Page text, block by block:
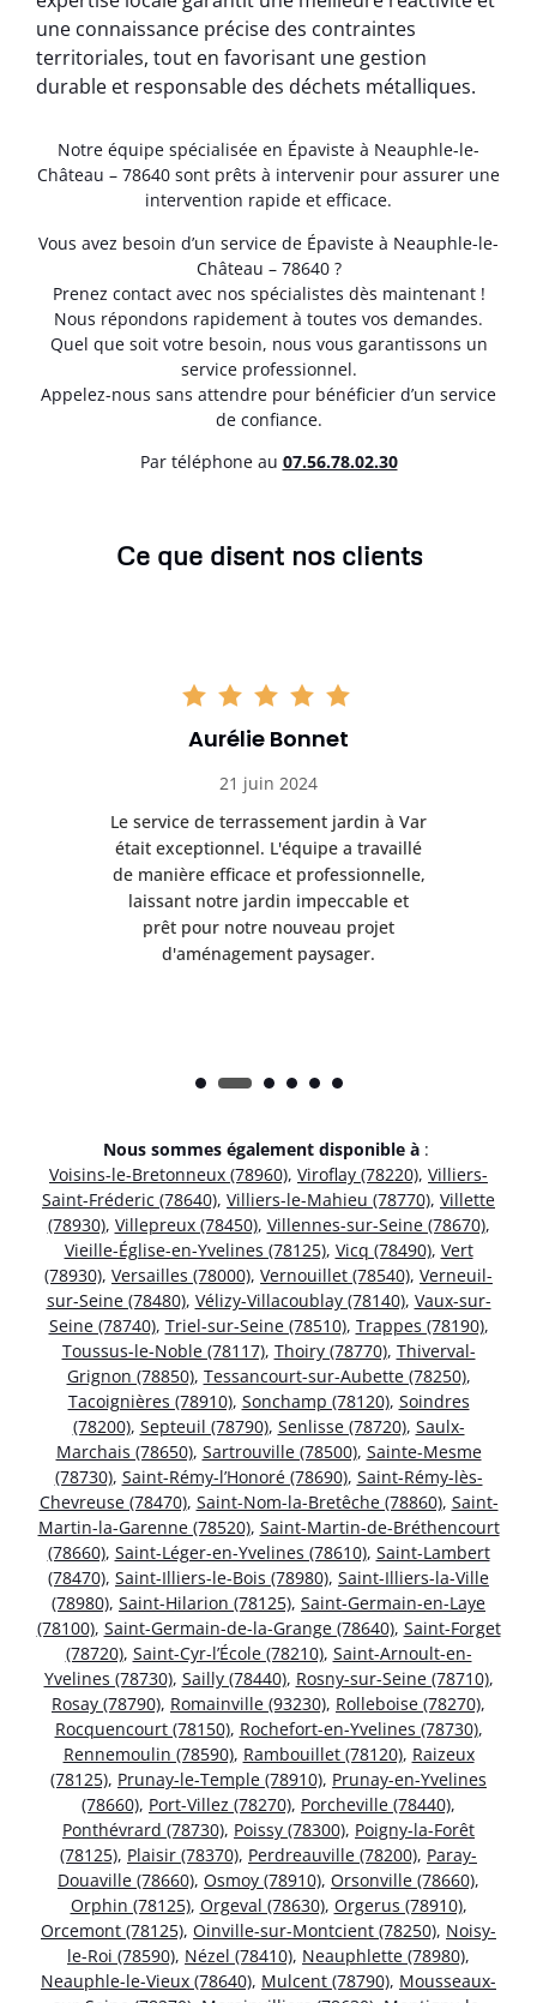
une connaissance précise des contraintes
territoriales, tout en favorisant une gestion
durable et responsable des déchets métalliques.
Notre équipe spécialisée en Épaviste à Neauphle-le-
Château – 78640 sont prêts à intervenir pour assurer une
intervention rapide et efficace.
Vous avez besoin d’un service de Épaviste à Neauphle-le-
Château – 78640 ?
Prenez contact avec nos spécialistes dès maintenant !
Nous répondons rapidement à toutes vos demandes.
Quel que soit votre besoin, nous vous garantissons un
service professionnel.
Appelez-nous sans attendre pour bénéficier d’un service
de confiance.
Par téléphone au 07.56.78.02.30
Ce que disent nos clients
Aurélie Bonnet
21 juin 2024
Le service de terrassement jardin à Var
était exceptionnel. L'équipe a travaillé
de manière efficace et professionnelle,
laissant notre jardin impeccable et
prêt pour notre nouveau projet
d'aménagement paysager.
Nous sommes également disponible à :
Voisins-le-Bretonneux (78960), Viroflay (78220), Villiers-
Saint-Fréderic (78640), Villiers-le-Mahieu (78770), Villette
(78930), Villepreux (78450), Villennes-sur-Seine (78670),
Vieille-Église-en-Yvelines (78125), Vicq (78490), Vert
(78930), Versailles (78000), Vernouillet (78540), Verneuil-
sur-Seine (78480), Vélizy-Villacoublay (78140), Vaux-sur-
Seine (78740), Triel-sur-Seine (78510), Trappes (78190),
Toussus-le-Noble (78117), Thoiry (78770), Thiverval-
Grignon (78850), Tessancourt-sur-Aubette (78250),
Tacoignières (78910), Sonchamp (78120), Soindres
(78200), Septeuil (78790), Senlisse (78720), Saulx-
Marchais (78650), Sartrouville (78500), Sainte-Mesme
(78730), Saint-Rémy-l’Honoré (78690), Saint-Rémy-lès-
Chevreuse (78470), Saint-Nom-la-Bretêche (78860), Saint-
Martin-la-Garenne (78520), Saint-Martin-de-Bréthencourt
(78660), Saint-Léger-en-Yvelines (78610), Saint-Lambert
(78470), Saint-Illiers-le-Bois (78980), Saint-Illiers-la-Ville
(78980), Saint-Hilarion (78125), Saint-Germain-en-Laye
(78100), Saint-Germain-de-la-Grange (78640), Saint-Forget
(78720), Saint-Cyr-l’École (78210), Saint-Arnoult-en-
Yvelines (78730), Sailly (78440), Rosny-sur-Seine (78710),
Rosay (78790), Romainville (93230), Rolleboise (78270),
Rocquencourt (78150), Rochefort-en-Yvelines (78730),
Rennemoulin (78590), Rambouillet (78120), Raizeux
(78125), Prunay-le-Temple (78910), Prunay-en-Yvelines
(78660), Port-Villez (78270), Porcheville (78440),
Ponthévrard (78730), Poissy (78300), Poigny-la-Forêt
(78125), Plaisir (78370), Perdreauville (78200), Paray-
Douaville (78660), Osmoy (78910), Orsonville (78660),
Orphin (78125), Orgeval (78630), Orgerus (78910),
Orcemont (78125), Oinville-sur-Montcient (78250), Noisy-
le-Roi (78590), Nézel (78410), Neauphlette (78980),
Neauphle-le-Vieux (78640), Mulcent (78790), Mousseaux-